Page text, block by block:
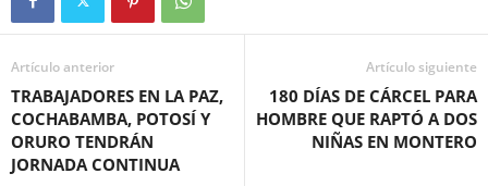
Artículo anterior
TRABAJADORES EN LA PAZ,
COCHABAMBA, POTOSÍ Y
ORURO TENDRÁN
JORNADA CONTINUA
Artículo siguiente
180 DÍAS DE CÁRCEL PARA
HOMBRE QUE RAPTÓ A DOS
NIÑAS EN MONTERO